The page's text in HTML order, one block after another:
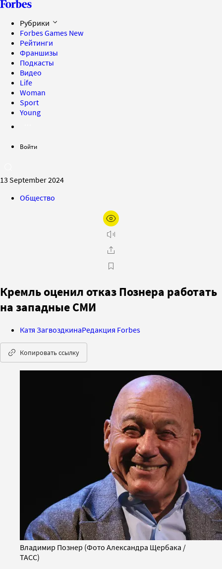
Рубрики
Forbes Games New
Рейтинги
Франшизы
Подкасты
Видео
Life
Woman
Sport
Young
Войти
13 September 2024
Общество
Кремль оценил отказ Познера работать
на западные СМИ
Катя ЗагвоздкинаРедакция Forbes
Копировать ссылку
Владимир Познер (Фото Александра Щербака /
ТАСС)